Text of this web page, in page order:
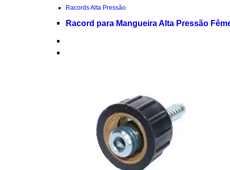
Racords Alta Pressão
Racord para Mangueira Alta Pressão